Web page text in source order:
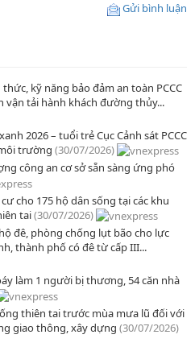
Gửi bình luận
kỹ năng bảo đảm an toàn PCCC
vận tải hành khách đường thủy...
2026 – tuổi trẻ Cục Cảnh sát PCCC
trường (30/07/2026)
công an cơ sở sẵn sàng ứng phó
cho 175 hộ dân sống tại các khu
tai(30/07/2026)
đê, phòng chống lụt bão cho lực
thành phố có đê từ cấp III...
làm 1 người bị thương, 54 căn nhà
thiên tai trước mùa mưa lũ đối với
giao thông, xây dựng (30/07/2026)